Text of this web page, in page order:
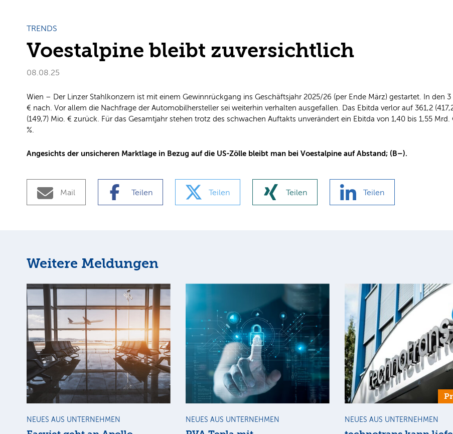
TRENDS
Voestalpine bleibt zuversichtlich
08.08.25
Wien – Der Linzer Stahlkonzern ist mit einem Gewinnrückgang ins Geschäftsjahr 2025/26 (per Ende März) gestartet. In den
€ nach. Vor allem die Nachfrage der Automobilhersteller sei weiterhin verhalten ausgefallen. Das Ebitda verlor auf 361,2
(149,7) Mio. € zurück. Für das Gesamtjahr stehen trotz des schwachen Auftakts unverändert ein Ebitda von 1,40 bis 1,55
%.
Angesichts der unsicheren Marktlage in Bezug auf die US-Zölle bleibt man bei Voestalpine auf Abstand; (B–).
Mail Teilen Teilen Teilen Teilen
Weitere Meldungen
NEUES AUS UNTERNEHMEN NEUES AUS UNTERNEHMEN NEUES AUS UNTERNEHMEN